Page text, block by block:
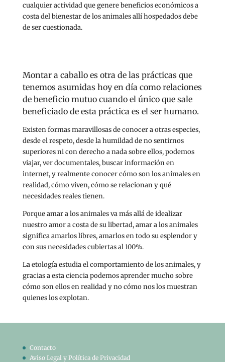
cualquier actividad que genere beneficios económicos a
costa del bienestar de los animales allí hospedados debe
de ser cuestionada.
Montar a caballo es otra de las prácticas que
tenemos asumidas hoy en día como relaciones
de beneficio mutuo cuando el único que sale
beneficiado de esta práctica es el ser humano.
Existen formas maravillosas de conocer a otras especies,
desde el respeto, desde la humildad de no sentirnos
superiores ni con derecho a nada sobre ellos, podemos
viajar, ver documentales, buscar información en
internet, y realmente conocer cómo son los animales en
realidad, cómo viven, cómo se relacionan y qué
necesidades reales tienen.
Porque amar a los animales va más allá de idealizar
nuestro amor a costa de su libertad, amar a los animales
significa amarlos libres, amarlos en todo su esplendor y
con sus necesidades cubiertas al 100%.
La etología estudia el comportamiento de los animales, y
gracias a esta ciencia podemos aprender mucho sobre
cómo son ellos en realidad y no cómo nos los muestran
quienes los explotan.
Contacto
Aviso Legal y Política de Privacidad